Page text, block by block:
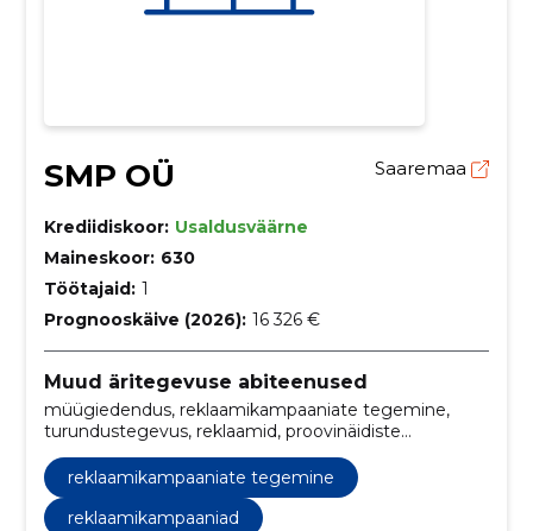
SMP OÜ Saaremaa
Krediidiskoor: Usaldusväärne
Maineskoor: 630
Töötajaid: 1
Prognooskäive (2026): 16 326 €
Muud äritegevuse abiteenused
müügiedendus, reklaamikampaaniate tegemine,
turundustegevus, reklaamid, proovinäidiste
tegemine, demod, reklaamikampaaniad,
turundustegevused, bränding, demode ja näidiste
pakkumine
reklaamikampaaniate tegemine
reklaamikampaaniad